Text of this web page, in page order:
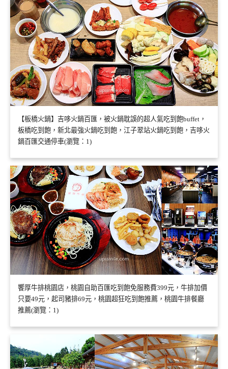
【板橋火鍋】吉哆火鍋百匯，被火鍋耽誤的超人氣吃到飽buffet，
板橋吃到飽，新北最強火鍋吃到飽，江子翠站火鍋吃到飽，吉哆火
鍋百匯交通停車(瀏覽：1)
饗厚牛排桃園店，桃園自助百匯吃到飽免服務費399元，牛排加價
只要49元，起司豬排69元，桃園超狂吃到飽推薦，桃園牛排餐廳
推薦(瀏覽：1)